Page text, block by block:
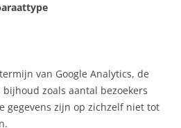
van Google Analytics, de
zoals aantal bezoekers
gegevens zijn op zichzelf niet tot